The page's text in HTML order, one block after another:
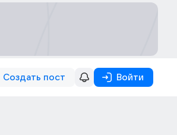
Создать пост Войти